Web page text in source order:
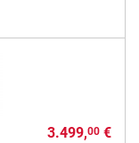
3.499,00€